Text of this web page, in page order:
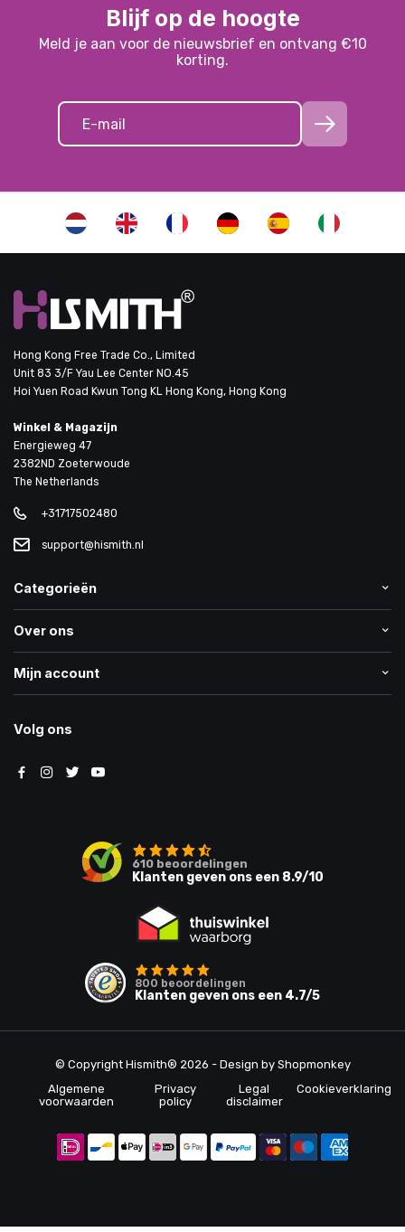
Blijf op de hoogte
Meld je aan voor de nieuwsbrief en ontvang €10
korting.
Hong Kong Free Trade Co., Limited
Unit 83 3/F Yau Lee Center NO.45
Hoi Yuen Road Kwun Tong KL Hong Kong, Hong Kong
Winkel & Magazijn
Energieweg 47
2382ND Zoeterwoude
The Netherlands
+31717502480
support@hismith.nl
Categorieën
Over ons
Mijn account
Volg ons
610 beoordelingen
Klanten geven ons een 8.9/10
800 beoordelingen
Klanten geven ons een 4.7/5
© Copyright Hismith® 2026 - Design by Shopmonkey
Algemene
voorwaarden
Privacy
policy
Legal
disclaimer
Cookieverklaring